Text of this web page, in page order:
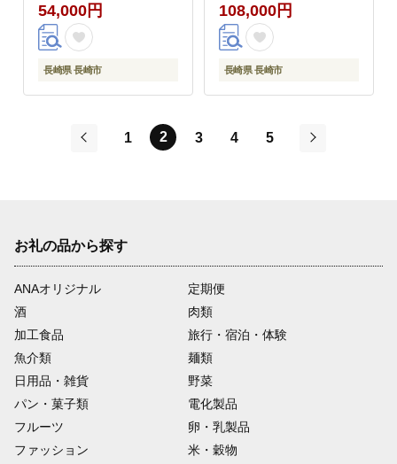
54,000円
長崎県 長崎市
108,000円
長崎県 長崎市
1 2 3 4
5
お礼の品から探す
ANAオリジナル
定期便
酒
肉類
加工食品
旅行・宿泊・体験
魚介類
麺類
日用品・雑貨
野菜
パン・菓子類
電化製品
フルーツ
卵・乳製品
ファッション
米・穀物